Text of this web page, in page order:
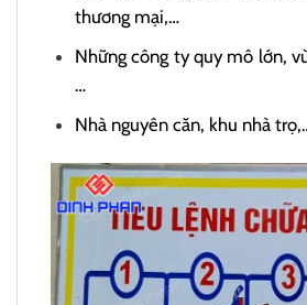
thương mại,…
Những công ty quy mô lớn,
…
Nhà nguyên căn, khu nhà